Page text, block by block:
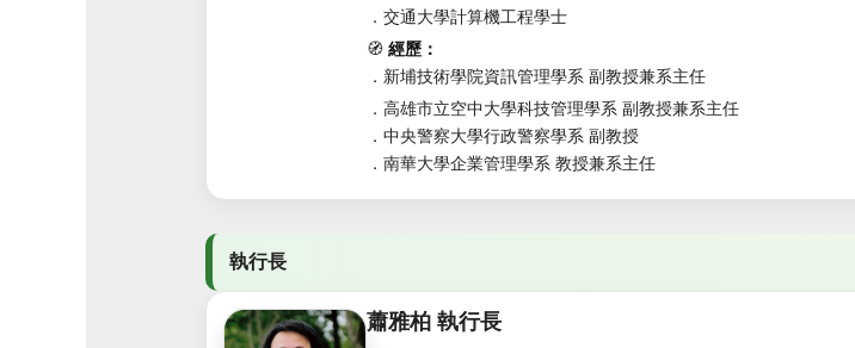
．交通大學計算機工程學士
🧭 經歷：
．新埔技術學院資訊管理學系 副教授兼系主任
．高雄市立空中大學科技管理學系 副教授兼系主任
．中央警察大學行政警察學系 副教授
．南華大學企業管理學系 教授兼系主任
執行長
蕭雅柏 執行長